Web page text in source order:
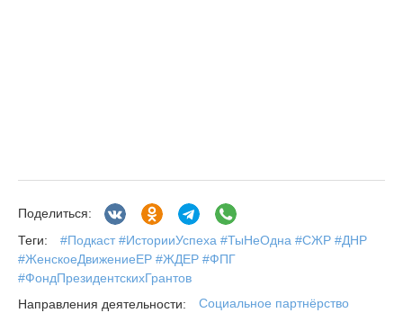
Поделиться:
Теги:
#Подкаст #ИсторииУспеха #ТыНеОдна #СЖР #ДНР
#ЖенскоеДвижениеЕР #ЖДЕР #ФПГ
#ФондПрезидентскихГрантов
Направления деятельности:
Социальное партнёрство